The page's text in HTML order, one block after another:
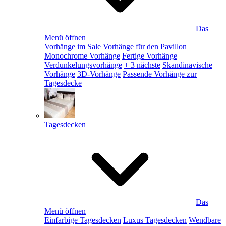
Das
Menü öffnen
Vorhänge im Sale Vorhänge für den Pavillon
Monochrome Vorhänge Fertige Vorhänge
Verdunkelungsvorhänge + 3 nächste Skandinavische
Vorhänge 3D-Vorhänge Passende Vorhänge zur
Tagesdecke
Tagesdecken
Das
Menü öffnen
Einfarbige Tagesdecken Luxus Tagesdecken Wendbare